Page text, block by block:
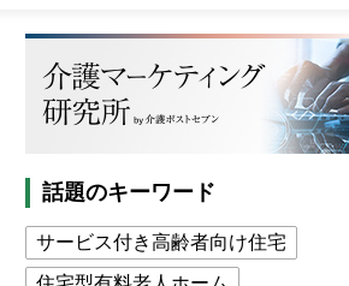
話題のキーワード
サービス付き高齢者向け住宅